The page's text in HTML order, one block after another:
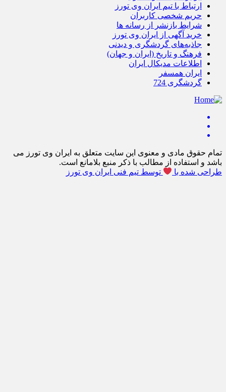
ارتباط با تیم ایران وی تورز
حریم شخصی کاربران
شرایط بازنشر از رسانه ها
خرید آگهی از ایران وی تورز
جاذبه‌های گردشگری و دیدنی
فرهنگ و تاریخ (ایران و جهان)
اطلاعات مدیکال ایران
ایران همسفر
گردشگری 724
تمام حقوق مادی و معنوی این سایت متعلق به ایران وی تورز می
باشد و استفاده از مطالب با ذکر منبع بلامانع است.
طراحی شده با
توسط تیم فنی ایران وی تورز